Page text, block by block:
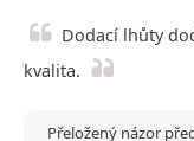
Dodací lhůty
kvalita.
Přeložený názor